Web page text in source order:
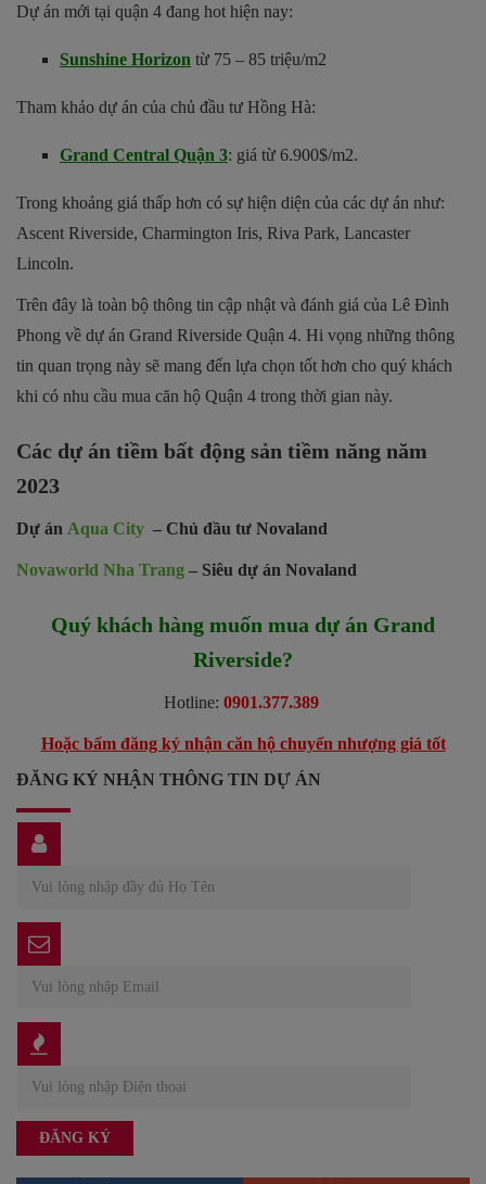
Dự án mới tại quận 4 đang hot hiện nay:
Sunshine Horizon từ 75 – 85 triệu/m2
Tham khảo dự án của chủ đầu tư Hồng Hà:
Grand Central Quận 3: giá từ 6.900$/m2.
Trong khoảng giá thấp hơn có sự hiện diện của các dự án như:
Ascent Riverside, Charmington Iris, Riva Park, Lancaster
Lincoln.
Trên đây là toàn bộ thông tin cập nhật và đánh giá của Lê Đình
Phong về dự án Grand Riverside Quận 4. Hi vọng những thông
tin quan trọng này sẽ mang đến lựa chọn tốt hơn cho quý khách
khi có nhu cầu mua căn hộ Quận 4 trong thời gian này.
Các dự án tiềm bất động sản tiềm năng năm
2023
Dự án Aqua City – Chủ đầu tư Novaland
Novaworld Nha Trang – Siêu dự án Novaland
Quý khách hàng muốn mua dự án Grand
Riverside?
Hotline: 0901.377.389
Hoặc bấm đăng ký nhận căn hộ chuyển nhượng giá tốt
ĐĂNG KÝ NHẬN THÔNG TIN DỰ ÁN